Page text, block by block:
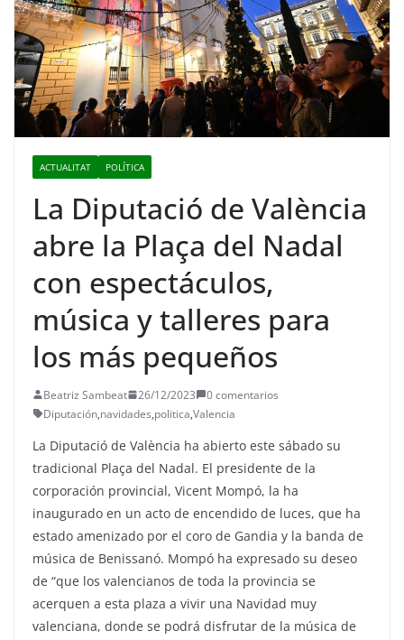
ACTUALITAT POLÍTICA
La Diputació de València
abre la Plaça del Nadal
con espectáculos,
música y talleres para
los más pequeños
Beatriz Sambeat 26/12/2023
0 comentarios
Diputación,navidades,politica,Valencia
La Diputació de València ha abierto este sábado su
tradicional Plaça del Nadal. El presidente de la
corporación provincial, Vicent Mompó, la ha
inaugurado en un acto de encendido de luces, que ha
estado amenizado por el coro de Gandia y la banda de
música de Benissanó. Mompó ha expresado su deseo
de “que los valencianos de toda la provincia se
acerquen a esta plaza a vivir una Navidad muy
valenciana, donde se podrá disfrutar de la música de